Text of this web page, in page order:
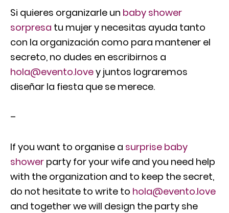
Si quieres organizarle un baby shower
sorpresa tu mujer y necesitas ayuda tanto
con la organización como para mantener el
secreto, no dudes en escribirnos a
hola@evento.lovey juntos lograremos
diseñar la fiesta que se merece.
–
If you want to organise a surprise baby
shower party for your wife and you need help
with the organization and to keep the secret,
do not hesitate to write to hola@evento.love
and together we will design the party she